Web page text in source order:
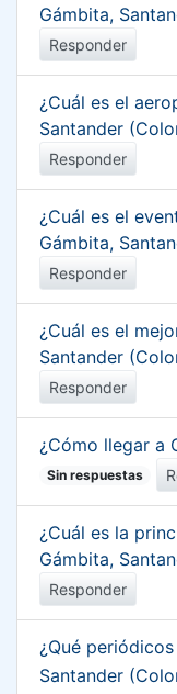
Gámbita,
Responder
¿Cuál es el
Santander
Responder
¿Cuál es el
Gámbita,
Responder
¿Cuál es el
Santander
Responder
¿Cómo llegar a
Sin respuestas
¿Cuál es la
Gámbita,
Responder
¿Qué
Santander